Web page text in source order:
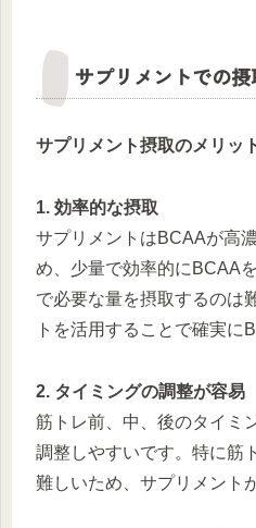
サプリメントでの
サプリメント摂取のメリッ
1. 効率的な摂取
サプリメントはBCAAが高
め、少量で効率的にBCAA
で必要な量を摂取するのは
トを活用することで確実に
2. タイミングの調整が容易
筋トレ前、中、後のタイミ
調整しやすいです。特に筋
難しいため、サプリメント